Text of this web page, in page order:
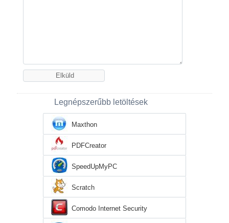
Legnépszerűbb letöltések
Maxthon
PDFCreator
SpeedUpMyPC
Scratch
Comodo Internet Security